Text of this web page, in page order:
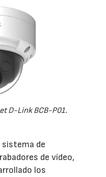
D-Link BCB-P01.
sistema de
de vídeo,
los